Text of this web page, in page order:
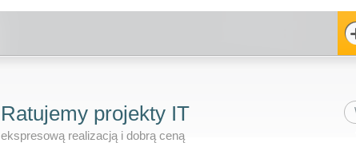
Ratujemy projekty IT
ekspresową realizacją i dobrą ceną